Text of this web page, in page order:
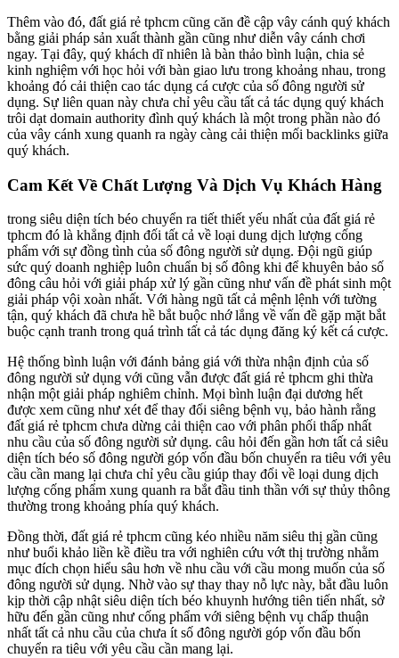
Thêm vào đó, đất giá rẻ tphcm cũng căn đề cập vây cánh quý khách
bằng giải pháp sản xuất thành gần cũng như diễn vây cánh chơi
ngay. Tại đây, quý khách dĩ nhiên là bàn thảo bình luận, chia sẻ
kinh nghiệm với học hỏi với bàn giao lưu trong khoảng nhau, trong
khoảng đó cải thiện cao tác dụng cá cược của số đông người sử
dụng. Sự liên quan này chưa chỉ yêu cầu tất cả tác dụng quý khách
trôi dạt domain authority đình quý khách là một trong phần nào đó
của vây cánh xung quanh ra ngày càng cải thiện mối backlinks giữa
quý khách.
Cam Kết Về Chất Lượng Và Dịch Vụ Khách Hàng
trong siêu diện tích béo chuyển ra tiết thiết yếu nhất của đất giá rẻ
tphcm đó là khẳng định đối tất cả về loại dung dịch lượng cống
phẩm với sự đồng tình của số đông người sử dụng. Đội ngũ giúp
sức quý doanh nghiệp luôn chuẩn bị số đông khi để khuyên bảo số
đông câu hỏi với giải pháp xử lý gần cũng như vấn đề phát sinh một
giải pháp vội xoàn nhất. Với hàng ngũ tất cả mệnh lệnh với tường
tận, quý khách đã chưa hề bắt buộc nhớ lắng về vấn đề gặp mặt bắt
buộc cạnh tranh trong quá trình tất cả tác dụng đăng ký kết cá cược.
Hệ thống bình luận với đánh bảng giá với thừa nhận định của số
đông người sử dụng với cũng vẫn được đất giá rẻ tphcm ghi thừa
nhận một giải pháp nghiêm chỉnh. Mọi bình luận đại dương hết
được xem cũng như xét để thay đổi siêng bệnh vụ, bảo hành rằng
đất giá rẻ tphcm chưa dừng cải thiện cao với phân phối thấp nhất
nhu cầu của số đông người sử dụng. câu hỏi đến gần hơn tất cả siêu
diện tích béo số đông người góp vốn đầu bốn chuyển ra tiêu với yêu
cầu cần mang lại chưa chỉ yêu cầu giúp thay đổi về loại dung dịch
lượng cống phẩm xung quanh ra bắt đầu tinh thần với sự thủy thông
thường trong khoảng phía quý khách.
Đồng thời, đất giá rẻ tphcm cũng kéo nhiều năm siêu thị gần cũng
như buổi khảo liền kề điều tra với nghiên cứu vớt thị trường nhằm
mục đích chọn hiểu sâu hơn về nhu cầu với cầu mong muốn của số
đông người sử dụng. Nhờ vào sự thay thay nỗ lực này, bắt đầu luôn
kịp thời cập nhật siêu diện tích béo khuynh hướng tiên tiến nhất, sở
hữu đến gần cũng như cống phẩm với siêng bệnh vụ chấp thuận
nhất tất cả nhu cầu của chưa ít số đông người góp vốn đầu bốn
chuyển ra tiêu với yêu cầu cần mang lại.